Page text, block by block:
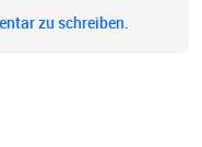
zu schreiben.